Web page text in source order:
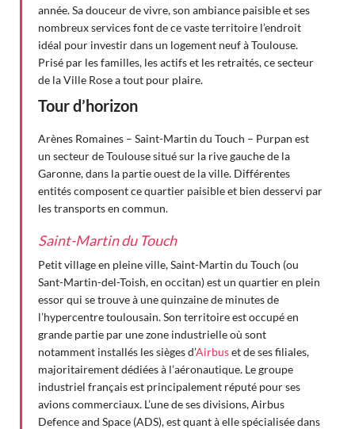
année. Sa douceur de vivre, son ambiance paisible et ses
nombreux services font de ce vaste territoire l’endroit
idéal pour investir dans un logement neuf à Toulouse.
Prisé par les familles, les actifs et les retraités, ce secteur
de la Ville Rose a tout pour plaire.
Tour d’horizon
Arènes Romaines – Saint-Martin du Touch – Purpan est
un secteur de Toulouse situé sur la rive gauche de la
Garonne, dans la partie ouest de la ville. Différentes
entités composent ce quartier paisible et bien desservi par
les transports en commun.
Saint-Martin du Touch
Petit village en pleine ville, Saint-Martin du Touch (ou
Sant-Martin-del-Toish, en occitan) est un quartier en plein
essor qui se trouve à une quinzaine de minutes de
l’hypercentre toulousain. Son territoire est occupé en
grande partie par une zone industrielle où sont
notamment installés les sièges d’Airbuset de ses filiales,
majoritairement dédiées à l’aéronautique. Le groupe
industriel français est principalement réputé pour ses
avions commerciaux. L’une de ses divisions, Airbus
Defence and Space (ADS), est quant à elle spécialisée dans